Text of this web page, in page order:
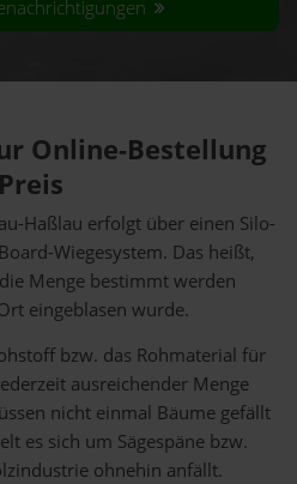
Online-Bestellung
Haßlau erfolgt über einen Silo-
Wiegesystem. Das heißt,
Menge bestimmt werden
eingeblasen wurde.
bzw. das Rohmaterial für
ausreichender Menge
nicht einmal Bäume gefällt
es sich um Sägespäne bzw.
ohnehin anfällt.